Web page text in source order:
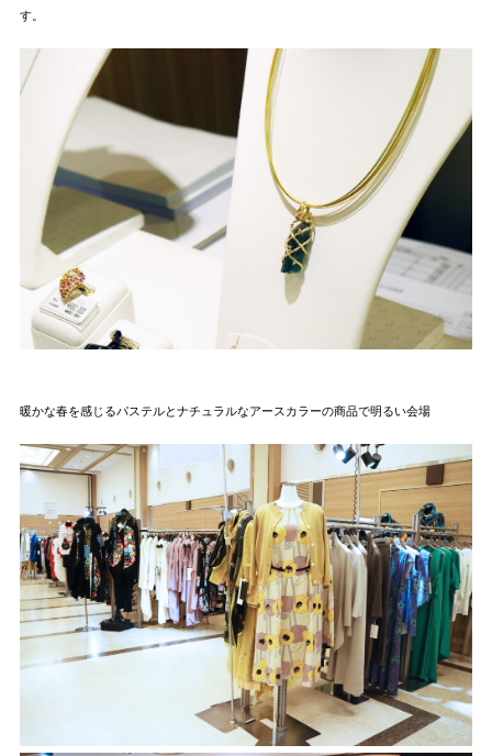
す。
暖かな春を感じるパステルとナチュラルなアースカラーの商品で明るい会場